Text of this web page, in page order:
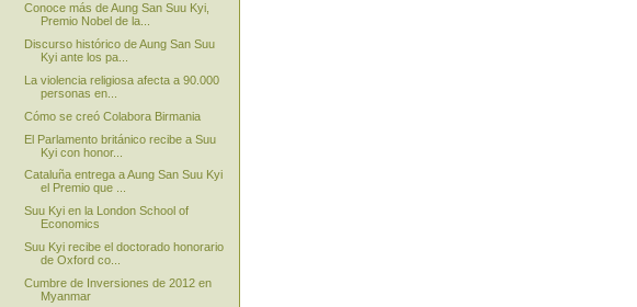
Conoce más de Aung San Suu Kyi,
Premio Nobel de la...
Discurso histórico de Aung San Suu
Kyi ante los pa...
La violencia religiosa afecta a 90.000
personas en...
Cómo se creó Colabora Birmania
El Parlamento británico recibe a Suu
Kyi con honor...
Cataluña entrega a Aung San Suu Kyi
el Premio que ...
Suu Kyi en la London School of
Economics
Suu Kyi recibe el doctorado honorario
de Oxford co...
Cumbre de Inversiones de 2012 en
Myanmar